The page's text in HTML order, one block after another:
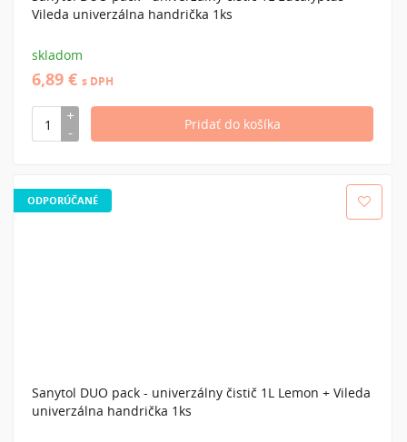
Vileda univerzálna handrička 1ks
skladom
6,89 € s DPH
ODPORÚČANÉ
Sanytol DUO pack - univerzálny čistič 1L Lemon + Vileda
univerzálna handrička 1ks